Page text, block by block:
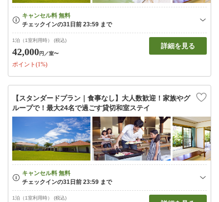
1泊（1室利用時） (税込)
42,000円 ／室〜
ポイント(1%)
詳細を見る
【スタンダードプラン｜食事なし】大人数歓迎！家族やグ
ループで！最大24名で過ごす貸切和室ステイ
1泊（1室利用時） (税込)